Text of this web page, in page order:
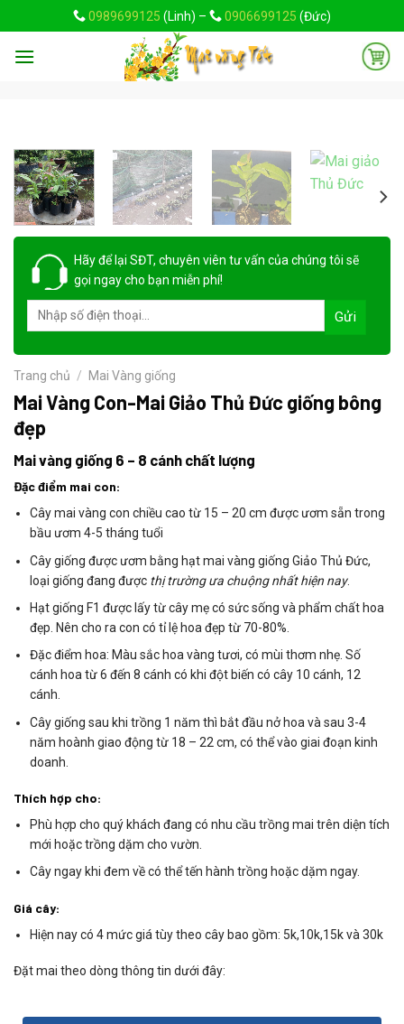
to
content
0989699125 (Linh) – 0906699125 (Đức)
Hãy để lại SĐT, chuyên viên tư vấn của chúng tôi sẽ
gọi ngay cho bạn miễn phí!
Trang chủ / Mai Vàng giống
Mai Vàng Con-Mai Giảo Thủ Đức giống bông
đẹp
Mai vàng giống 6 – 8 cánh chất lượng
Đặc điểm mai con:
Cây mai vàng con chiều cao từ 15 – 20 cm được ươm sẵn trong
bầu ươm 4-5 tháng tuổi
Cây giống được ươm bằng hạt mai vàng giốngGiảo Thủ Đức,
loại giống đang được thị trường ưa chuộng nhất hiện nay.
Hạt giống F1 được lấy từ cây mẹ có sức sống và phẩm chất hoa
đẹp. Nên cho ra con có tỉ lệ hoa đẹp từ 70-80%.
Đặc điểm hoa: Màu sắc hoa vàng tươi, có mùi thơm nhẹ. Số
cánh hoatừ 6 đến 8 cánh có khi đột biến có cây 10 cánh, 12
cánh.
Cây giống sau khi trồng 1 năm thì bắt đầu nở hoa và sau 3-4
năm hoành giao động từ 18 – 22 cm, có thể vào giai đoạn kinh
doanh.
Thích hợp cho:
Phù hợp cho quý khách đang có nhu cầu trồng mai trên diện tích
mới hoặc trồng dặm cho vườn.
Cây ngay khi đem về có thể tến hành trồng hoặc dặm ngay.
Giá cây:
Hiện nay có 4 mức giá tùy theo cây bao gồm: 5k,10k,15k và 30k
Đặt mai theo dòng thông tin dưới đây: